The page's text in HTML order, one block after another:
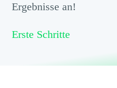
Ergebnisse an!
Erste Schritte